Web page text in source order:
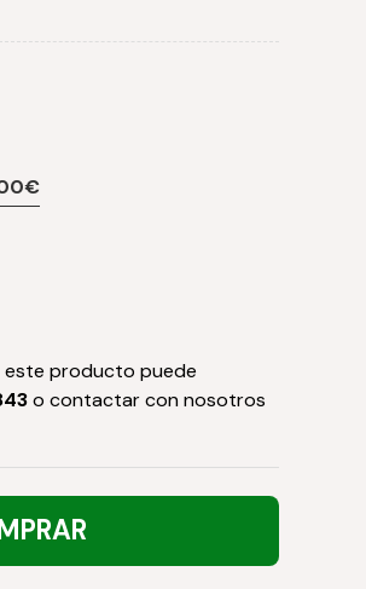
este producto puede
o contactar con nosotros